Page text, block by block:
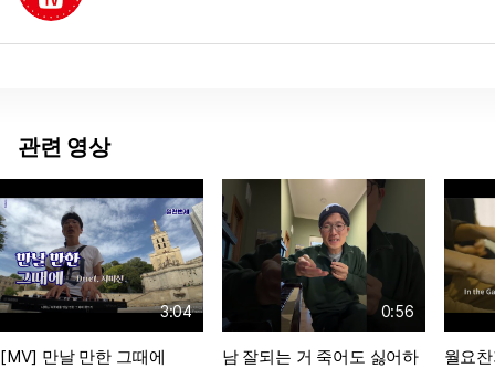
관련 영상
3:04
[MV] 만날 만한 그때에
0:56
남 잘되는 거 죽어도 싫어하
월요